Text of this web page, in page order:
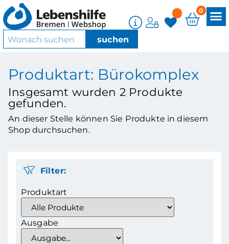
0
Produktart: Bürokomplex
Insgesamt wurden 2Produkte
gefunden.
An dieser Stelle können Sie Produkte in diesem
Shop durchsuchen.
Filter:
Produktart
Ausgabe